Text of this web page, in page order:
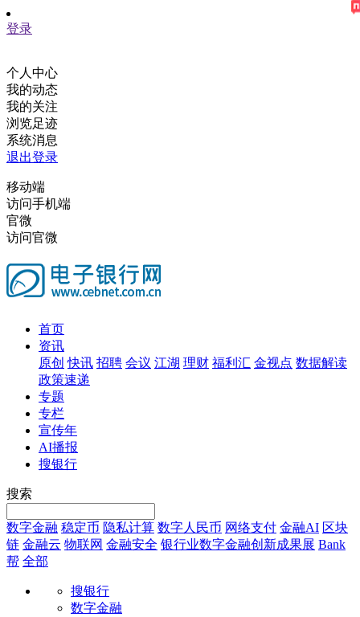
登录
个人中心
我的动态
我的关注
浏览足迹
系统消息
退出登录
移动端
访问手机端
官微
访问官微
首页
资讯
原创 快讯 招聘 会议 江湖 理财 福利汇 金视点 数据解读
政策速递
专题
专栏
宣传年
AI播报
搜银行
搜索
数字金融 稳定币 隐私计算 数字人民币 网络支付 金融AI 区块
链 金融云 物联网 金融安全 银行业数字金融创新成果展 Bank
帮 全部
搜银行
数字金融